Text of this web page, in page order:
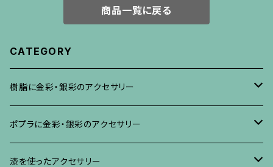
商品一覧に戻る
CATEGORY
樹脂に金彩・銀彩のアクセサリー
ブローチ
イヤリング・ピアス
ポプラに金彩・銀彩のアクセサリー
ブローチ
漆を使ったアクセサリー